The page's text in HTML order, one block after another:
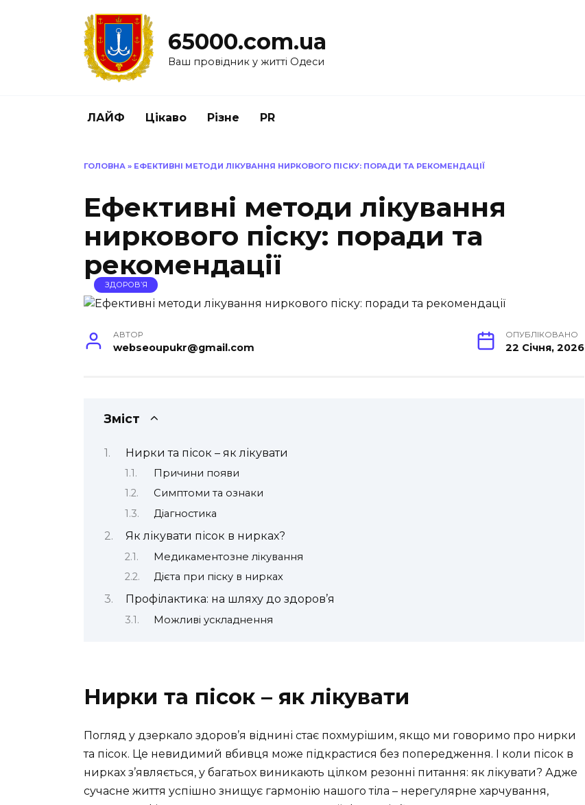
65000.com.ua
Ваш провідник у житті Одеси
ЛАЙФ Цікаво Різне PR
ГОЛОВНА » ЕФЕКТИВНІ МЕТОДИ ЛІКУВАННЯ НИРКОВОГО ПІСКУ: ПОРАДИ ТА РЕКОМЕНДАЦІЇ
Ефективні методи лікування
ниркового піску: поради та
рекомендації
ЗДОРОВ’Я
АВТОР
webseoupukr@gmail.com
ОПУБЛІКОВАНО
22 Січня, 2026
Зміст
Нирки та пісок – як лікувати
Причини появи
Симптоми та ознаки
Діагностика
Як лікувати пісок в нирках?
Медикаментозне лікування
Дієта при піску в нирках
Профілактика: на шляху до здоров’я
Можливі ускладнення
Нирки та пісок – як лікувати
Погляд у дзеркало здоров’я віднині стає похмурішим, якщо ми говоримо про нирки
та пісок. Це невидимий вбивця може підкрастися без попередження. І коли пісок в
нирках з’являється, у багатьох виникають цілком резонні питання: як лікувати? Адже
сучасне життя успішно знищує гармонію нашого тіла – нерегулярне харчування,